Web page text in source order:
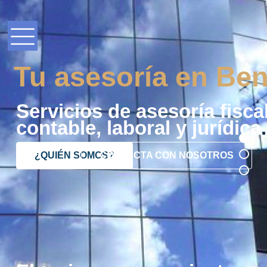
Tu asesoría en
Servicios de asesoría
contable, laboral y jurídica.
¿QUIÉN SOMOS?CONTACTA CON NOSOTROS